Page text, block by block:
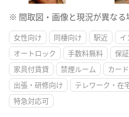
※ 間取図・画像と現況が異なる
女性向け 同棲向け 駅近 イ
オートロック
手数料無料 保
家具付賃貸
禁煙ルーム カー
出張・研修向け
テレワーク・在
特急対応可